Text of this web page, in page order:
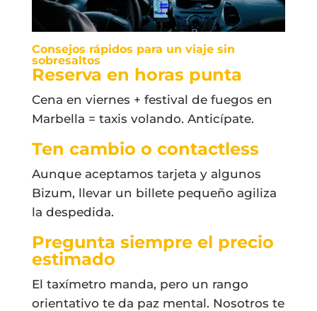
Consejos rápidos para un viaje sin
sobresaltos
Reserva en horas punta
Cena en viernes + festival de fuegos en
Marbella = taxis volando. Anticípate.
Ten cambio o contactless
Aunque aceptamos tarjeta y algunos
Bizum, llevar un billete pequeño agiliza
la despedida.
Pregunta siempre el precio
estimado
El taxímetro manda, pero un rango
orientativo te da paz mental. Nosotros te